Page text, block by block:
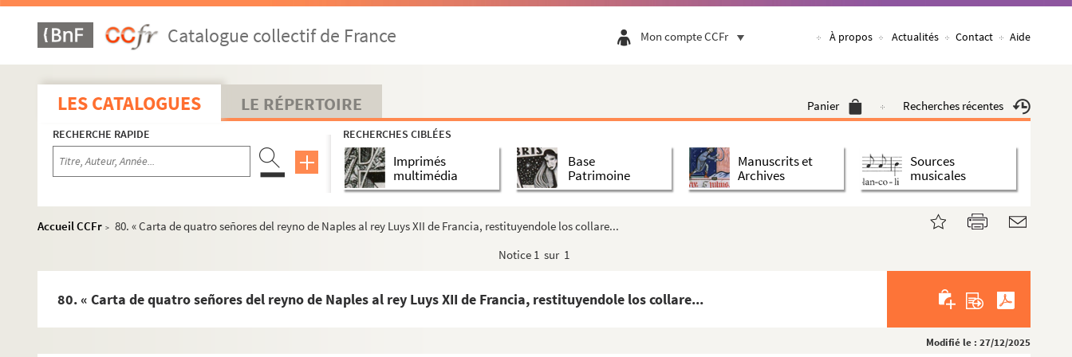
Catalogue collectif de France Mon compte CCFr À propos Actualités Contact Aide
LES CATALOGUES LE RÉPERTOIRE Panier Recherches récentes
RECHERCHE RAPIDE RECHERCHES CIBLÉES
Imprimés
multimédia
Base
Patrimoine
Manuscrits et
Archives
Sources
musicales
Accueil CCFr > 80. « Carta de quatro señores del reyno de Naples al rey Luys XII de Francia, restituyendole los collare...
Notice 1 sur 1
80. « Carta de quatro señores del reyno de Naples al rey Luys XII de Francia, restituyendole los collare...
Modifié le : 27/12/2025
Fol. 160. Pièces concernant le renvoi fait par Charles-Quint à Henri II, roi de France, des insignes de l'ordr...
Fol. 180. « Mémoires touchant la préséance des chevaliers de l'ordre, à sçavoir divers extraits faisans au cas...
Fol. 189. « Mémoires dressés par messire Viglius de Zuychem, prévost de Sainct-Bavon et chancelier de l'ordre ...
Fol. 228. Entretiens de D. Juan de Idiaquez avec le roi Philippe II au sujet des offices de la Toison d'or
Fol. 240. Lettre de l'archiduc Albert, souverain des Pays-Bas, instruisant le roi d'Espagne des choix qu'il a ...
Fol. 262. Statuts donnés par le grand aumônier du roi d'Espagne, Philippe III, à l'hôpital fondé à Madrid, sou...
Fol. 277. Traitement accordé à Jean-Louis de Laloo, comme chancelier de la Toison d'or, en 1623 et 1624
Fol. 281. Ses propositions au roi quant à la création de nouveaux chevaliers
Fol. 306. Rapports faits au roi d'Espagne, en qualité de chancelier de la Toison d'or, par Jules Chiflet, avec...